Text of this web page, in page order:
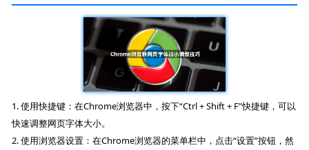
1. 使用快捷键：在Chrome浏览器中，按下“Ctrl + Shift + F”快捷键，可以
快速调整网页字体大小。
2. 使用浏览器设置：在Chrome浏览器的菜单栏中，点击“设置”按钮，然